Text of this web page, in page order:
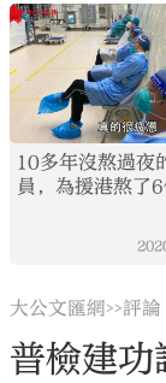
10多年沒熬過夜
員，為援港熬了
大公文匯網>>評論
普檢建功